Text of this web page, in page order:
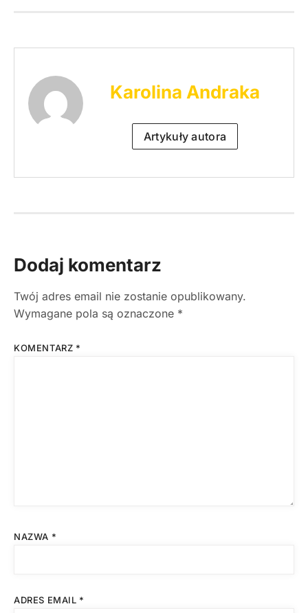
Karolina Andraka
Artykuły autora
Dodaj komentarz
Twój adres email nie zostanie opublikowany.
Wymagane pola są oznaczone *
KOMENTARZ *
NAZWA *
ADRES EMAIL *